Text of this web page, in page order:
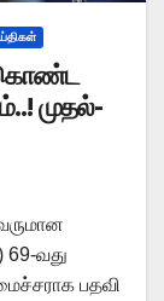
முதல்-
69-வது
பதவி